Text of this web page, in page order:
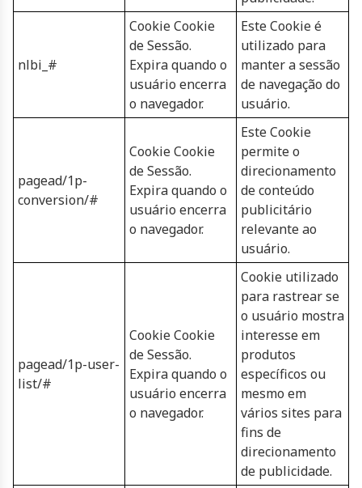
nlbi_#
Cookie Cookie
de Sessão.
Expira quando o
usuário encerra
o navegador.
Este Cookie é
utilizado para
manter a sessão
de navegação do
usuário.
pagead/1p-
conversion/#
Cookie Cookie
de Sessão.
Expira quando o
usuário encerra
o navegador.
Este Cookie
permite o
direcionamento
de conteúdo
publicitário
relevante ao
usuário.
pagead/1p-user-
list/#
Cookie Cookie
de Sessão.
Expira quando o
usuário encerra
o navegador.
Cookie utilizado
para rastrear se
o usuário mostra
interesse em
produtos
específicos ou
mesmo em
vários sites para
fins de
direcionamento
de publicidade.